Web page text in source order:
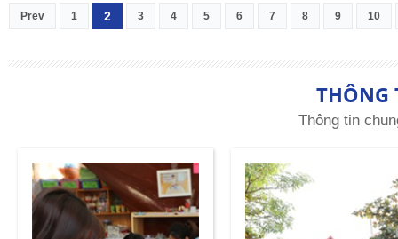
Prev 1 2 3 4 5 6 7 8 9 10
THÔNG
Thông tin